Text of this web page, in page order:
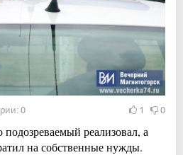
0 1 0
реализовал, а
на собственные нужды.